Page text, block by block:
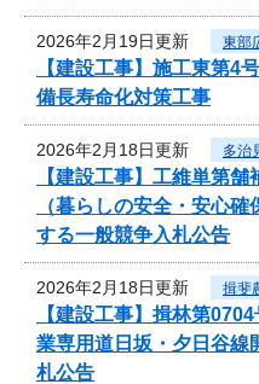
2026年2月19日更新 東部
【建設工事】施工東第4
備長寿命化対策工事
2026年2月18日更新 多治
【建設工事】工維単第
（暮らしの安全・安心
する一般競争入札公告
2026年2月18日更新 揖斐
【建設工事】揖林第
業専用道日坂・夕日谷線
札公告